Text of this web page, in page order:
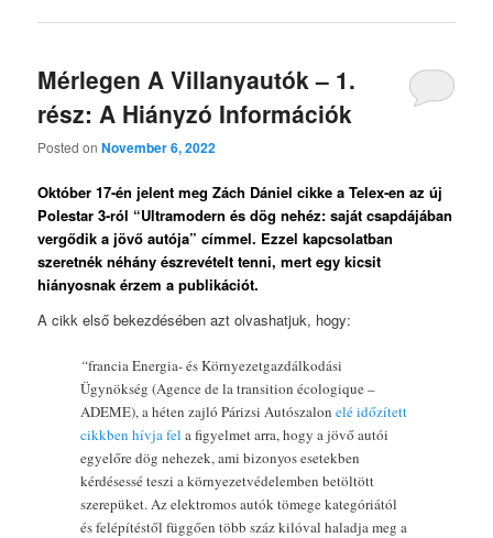
Mérlegen A Villanyautók – 1.
rész: A Hiányzó Információk
Posted onNovember 6, 2022
Október 17-én jelent meg Zách Dániel cikke a Telex-en az új
Polestar 3-ról “Ultramodern és dög nehéz: saját csapdájában
vergődik a jövő autója” címmel. Ezzel kapcsolatban
szeretnék néhány észrevételt tenni, mert egy kicsit
hiányosnak érzem a publikációt.
A cikk első bekezdésében azt olvashatjuk, hogy:
“francia Energia- és Környezetgazdálkodási
Ügynökség (Agence de la transition écologique –
ADEME), a héten zajló Párizsi Autószalonelé időzített
cikkben hívja fel a figyelmet arra, hogy a jövő autói
egyelőre dög nehezek, ami bizonyos esetekben
kérdésessé teszi a környezetvédelemben betöltött
szerepüket. Az elektromos autók tömege kategóriától
és felépítéstől függően több száz kilóval haladja meg a